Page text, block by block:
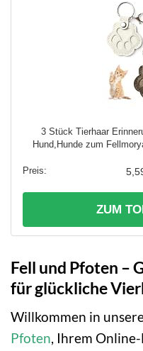
3 Stück Tierhaar
Hund,Hunde zum
ZUM
Fell und Pfoten –
für glückliche
Willkommen in
Pfoten, Ihrem